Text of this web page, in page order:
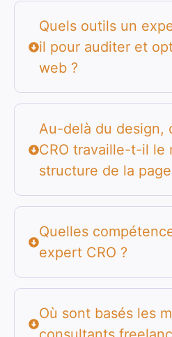
Quels outils un
il pour auditer et
web ?
Au-delà du design,
CRO travaille-t-il le
structure de la
Quelles
expert CRO ?
Où sont basés les